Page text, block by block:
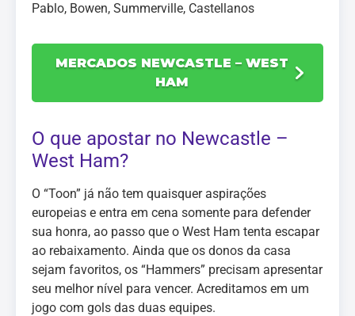
Pablo, Bowen, Summerville, Castellanos
MERCADOS NEWCASTLE – WEST
HAM
O que apostar no Newcastle –
West Ham?
O “Toon” já não tem quaisquer aspirações
europeias e entra em cena somente para defender
sua honra, ao passo que o West Ham tenta escapar
ao rebaixamento. Ainda que os donos da casa
sejam favoritos, os “Hammers” precisam apresentar
seu melhor nível para vencer. Acreditamos em um
jogo com gols das duas equipes.